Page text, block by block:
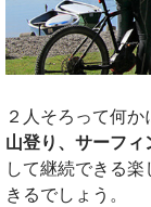
２人そろって何か
山登り、サーフ
して継続できる楽
きるでしょう。